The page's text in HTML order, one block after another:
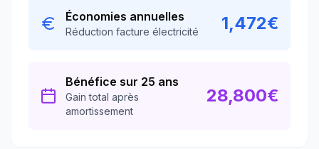
Économies annuelles
Réduction facture électricité 1,472€
Bénéfice sur 25 ans
Gain total après
amortissement
28,800€